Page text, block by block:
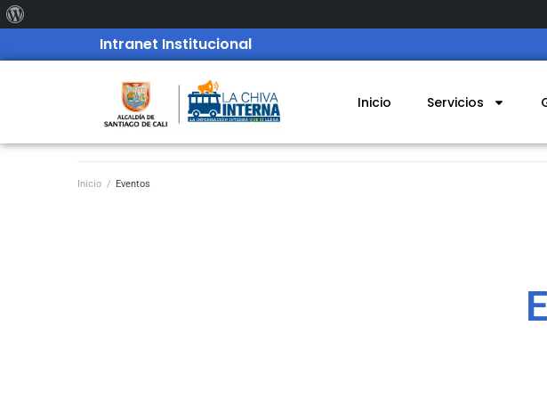
Intranet Institucional
Inicio Servicios
Inicio / Eventos